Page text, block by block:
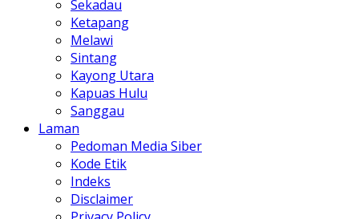
Sekadau
Ketapang
Melawi
Sintang
Kayong Utara
Kapuas Hulu
Sanggau
Laman
Pedoman Media Siber
Kode Etik
Indeks
Disclaimer